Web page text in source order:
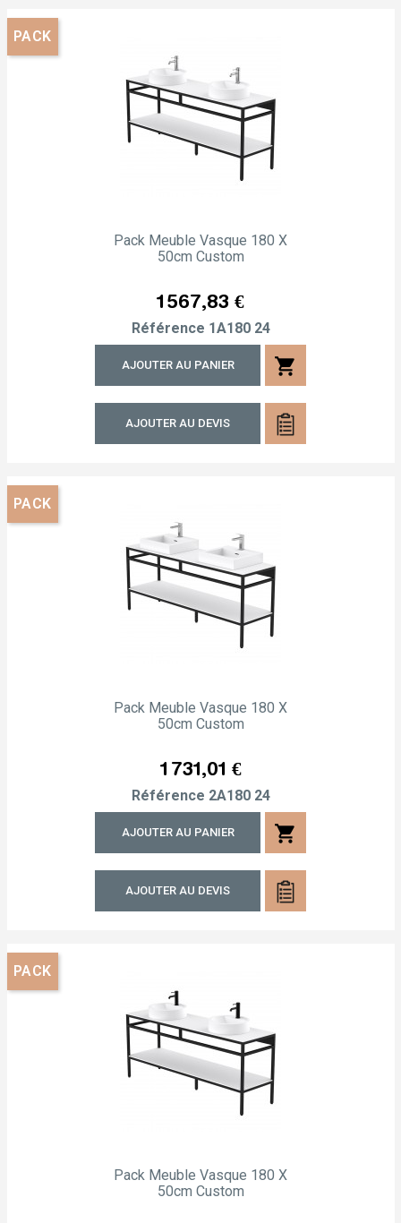
Pack Meuble Vasque 180 X
50cm Custom
Prix
1 567,83 €
Référence 1A180 24
AJOUTER AU PANIER shopping_cart
AJOUTER AU DEVIS
PACK
Pack Meuble Vasque 180 X
50cm Custom
Prix
1 731,01 €
Référence 2A180 24
AJOUTER AU PANIER shopping_cart
AJOUTER AU DEVIS
PACK
Pack Meuble Vasque 180 X
50cm Custom
PACK